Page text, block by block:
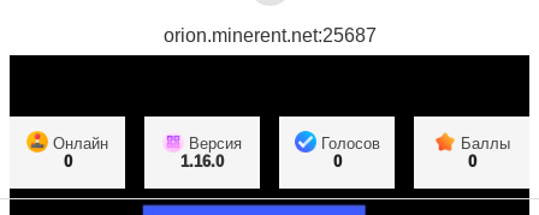
orion.minerent.net:25687
Онлайн
0
Версия
1.16.0
Голосов
0
Баллы
0